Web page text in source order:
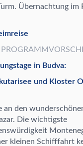
Übernachtung im
in Budva:
und Kloster
an den wunderschö
Die wichtigste
ürdigkeit
kleinen Schifffahrt